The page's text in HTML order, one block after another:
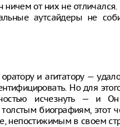
от них не
аутсайдеры не
и агитатору —
Но для
исчезнуть — и Он
биографиям, этот
непостижимым в своем